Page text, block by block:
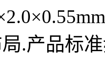
.产品标